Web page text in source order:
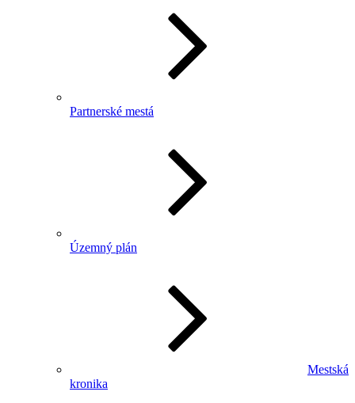
Partnerské mestá
Územný plán
Mestská
kronika